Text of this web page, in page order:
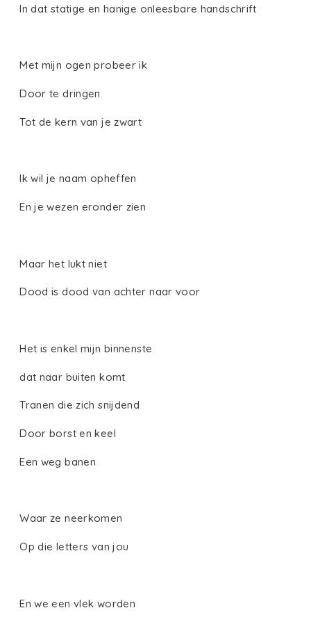
In dat statige en hanige onleesbare handschrift
Met mijn ogen probeer ik
Door te dringen
Tot de kern van je zwart
Ik wil je naam opheffen
En je wezen eronder zien
Maar het lukt niet
Dood is dood van achter naar voor
Het is enkel mijn binnenste
dat naar buiten komt
Tranen die zich snijdend
Door borst en keel
Een weg banen
Waar ze neerkomen
Op die letters van jou
En we een vlek worden